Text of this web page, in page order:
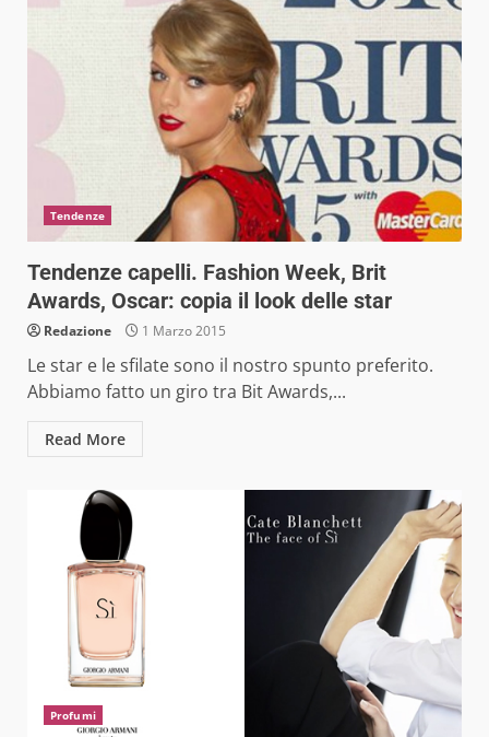
Tendenze
Tendenze capelli. Fashion Week, Brit
Awards, Oscar: copia il look delle star
Redazione 1 Marzo 2015
Le star e le sfilate sono il nostro spunto preferito.
Abbiamo fatto un giro tra Bit Awards,...
Read More
Profumi